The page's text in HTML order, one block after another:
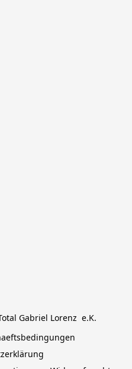
Gabriel Lorenz  e.K.